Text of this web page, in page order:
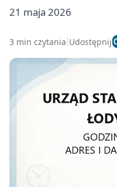
21 maja 2026
3 min czytania Udostępnij